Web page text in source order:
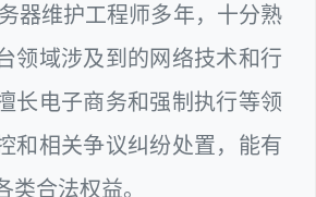
器维护工程师多年，十分熟
领域涉及到的网络技术和行
长电子商务和强制执行等领
和相关争议纠纷处置，能有
类合法权益。